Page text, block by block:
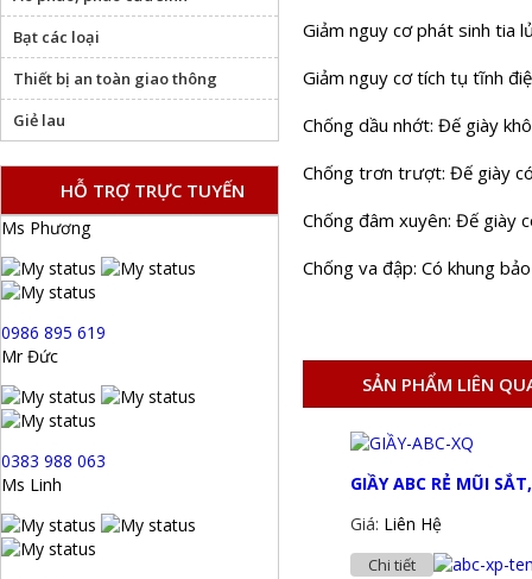
Giảm nguy cơ phát sinh tia
Giảm nguy cơ tích tụ tĩnh
Chống dầu nhớt: Đế giày
Chống trơn trượt: Đế giày
Chống đâm xuyên: Đế giày
Chống va đập: Có khung
SẢN PHẨM LIÊN
GIẦY ABC RẺ MŨI
Giá: Liên Hệ
Chi tiết
Bạt các loại
Thiết bị an toàn giao thông
Giẻ lau
HỖ TRỢ TRỰC TUYẾN
Ms Phương
0986 895 619
Mr Đức
0383 988 063
Ms Linh